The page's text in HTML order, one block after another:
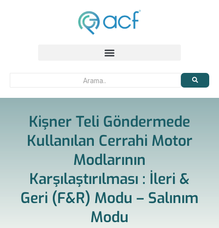
Kişner Teli Göndermede
Kullanılan Cerrahi Motor
Modlarının
Karşılaştırılması : İleri &
Geri (F&R) Modu – Salınım
Modu